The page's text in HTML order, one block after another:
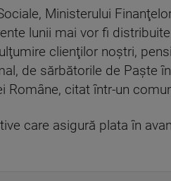
Ministerului
lunii mai vor fi
clienţilor noştri,
de sărbătorile de Paşte
Române, citat într-un
care asigură plata în